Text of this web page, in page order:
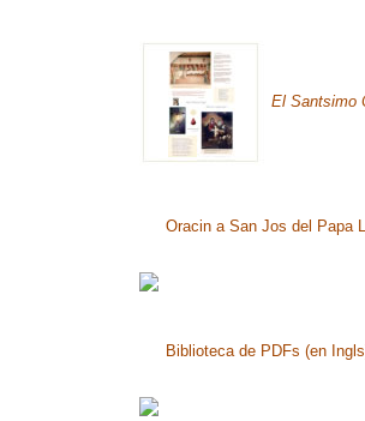
El Santsimo
Oracin a San Jos del Papa
Biblioteca de PDFs (en